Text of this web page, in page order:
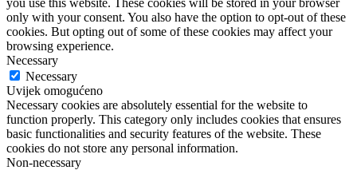
only with your consent. You also have the option to opt-out of these
cookies. But opting out of some of these cookies may affect your
browsing experience.
Necessary
Necessary
Uvijek omogućeno
Necessary cookies are absolutely essential for the website to
function properly. This category only includes cookies that ensures
basic functionalities and security features of the website. These
cookies do not store any personal information.
Non-necessary